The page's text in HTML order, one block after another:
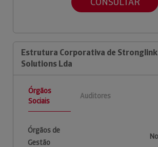
Estrutura Corporativa de Stronglink
Solutions Lda
Órgãos
Sociais
Auditores
Órgãos de
Gestão